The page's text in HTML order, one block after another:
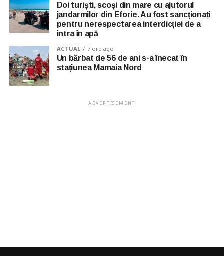
Doi turiști, scoși din mare cu ajutorul
jandarmilor din Eforie. Au fost sancționați
pentru nerespectarea interdicției de a
intra în apă
ACTUAL 7 ore ago
Un bărbat de 56 de ani s-a înecat în
stațiunea Mamaia Nord
ADVERTISEMENT